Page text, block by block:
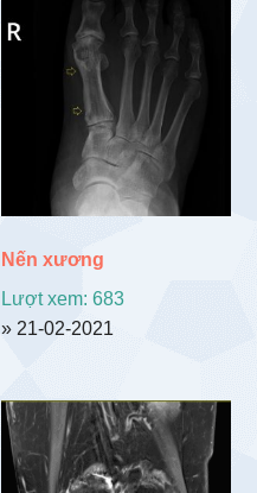
Nến xương
Lượt xem: 683
» 21-02-2021